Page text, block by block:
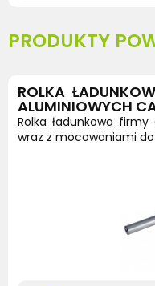
PRODUKTY
ROLKA
ALUMINIOWYCH
Rolka ładunkowa
wraz z mocowaniami do